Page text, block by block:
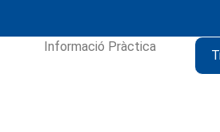
Informació Pràctica